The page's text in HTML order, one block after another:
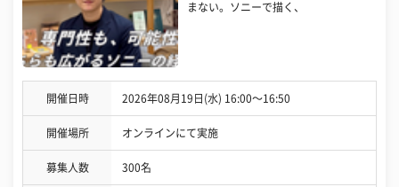
まない。ソニーで描く、
開催日時 2026年08月19日(水) 16:00〜16:50
開催場所 オンラインにて実施
募集人数 300名